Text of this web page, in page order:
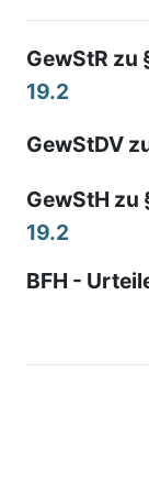
GewStR zu
19.2
GewStDV
GewStH zu
19.2
BFH -